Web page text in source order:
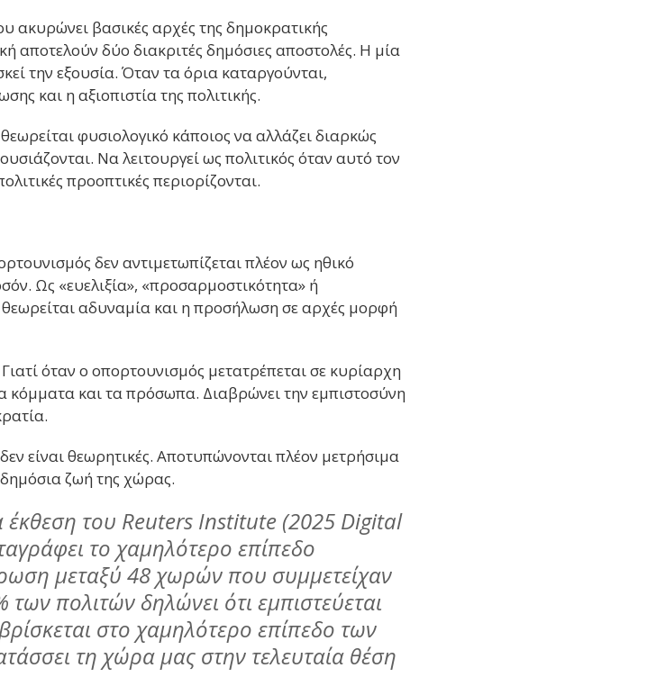
ακυρώνει βασικές αρχές της δημοκρατικής
αποτελούν δύο διακριτές δημόσιες αποστολές. Η μία
την εξουσία. Όταν τα όρια καταργούνται,
και η αξιοπιστία της πολιτικής.
φυσιολογικό κάποιος να αλλάζει διαρκώς
Να λειτουργεί ως πολιτικός όταν αυτό τον
προοπτικές περιορίζονται.
δεν αντιμετωπίζεται πλέον ως ηθικό
Ως «ευελιξία», «προσαρμοστικότητα» ή
θεωρείται αδυναμία και η προσήλωση σε αρχές μορφή
όταν ο οπορτουνισμός μετατρέπεται σε κυρίαρχη
κόμματα και τα πρόσωπα. Διαβρώνει την εμπιστοσύνη
είναι θεωρητικές. Αποτυπώνονται πλέον μετρήσιμα
ζωή της χώρας.
έκθεση του Reuters Institute (2025 Digital
το χαμηλότερο επίπεδο
μεταξύ 48 χωρών που συμμετείχαν
πολιτών δηλώνει ότι εμπιστεύεται
στο χαμηλότερο επίπεδο των
τη χώρα μας στην τελευταία θέση